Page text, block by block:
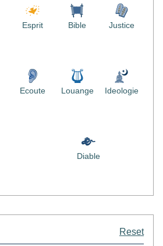
Esprit Bible Justice
Ecoute Louange Ideologie
Diable
Reset